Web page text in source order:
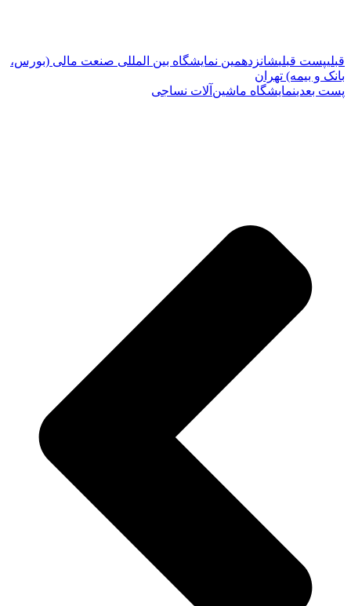
قبلیپست قبلیشانزدهمین نمایشگاه بین المللی صنعت مالی (بورس،
بانک و بیمه) تهران
پست بعدینمایشگاه ماشین‌آلات نساجی